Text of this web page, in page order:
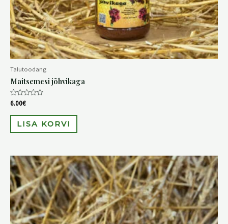
Talutoodang
Maitsemesi jõhvikaga
Hinnanguga
0
/
6.00€
LISA KORVI